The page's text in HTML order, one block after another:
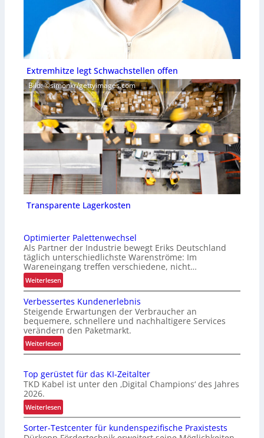
Extremhitze legt Schwachstellen offen
Bild: ©simonkr/gettyimages.com
Transparente Lagerkosten
Optimierter Palettenwechsel
Als Partner der Industrie bewegt Eriks Deutschland
täglich unterschiedlichste Warenströme: Im
Wareneingang treffen verschiedene, nicht…
Weiterlesen:
O
p
t
i
m
i
t
r
P
a
Verbessertes Kundenerlebnis
Steigende Erwartungen der Verbraucher an
bequemere, schnellere und nachhaltigere Services
verändern den Paketmarkt.
Weiterlesen:
V
r
b
e
s
e
Top gerüstet für das KI-Zeitalter
TKD Kabel ist unter den ‚Digital Champions‘ des Jahres
2026.
Weiterlesen:
T
o
Sorter-Testcenter für kundenspezifische Praxistests